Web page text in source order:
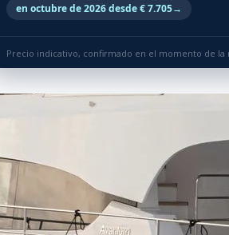
en octubre de 2026 desde € 7.705→
Precio indicativo, confirmado en el momento de la